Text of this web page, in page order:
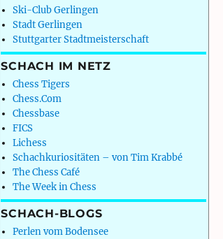
Ski-Club Gerlingen
Stadt Gerlingen
Stuttgarter Stadtmeisterschaft
SCHACH IM NETZ
Chess Tigers
Chess.Com
Chessbase
FICS
Lichess
Schachkuriositäten – von Tim Krabbé
The Chess Café
The Week in Chess
SCHACH-BLOGS
Perlen vom Bodensee